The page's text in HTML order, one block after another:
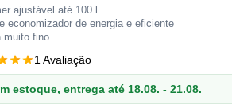
ajustável até 100 l
economizador de energia e eficiente
muito fino
1 Avaliação
estoque, entrega até 18.08. - 21.08.